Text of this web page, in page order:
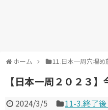
ホーム 11.日本一周穴埋め
【日本一周２０２３】
2024/3/5 11-3.終了